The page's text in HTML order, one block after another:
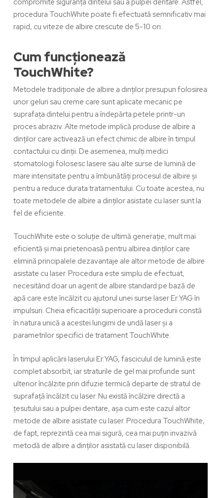
compromite siguranța dintelui sau a pulpei dentare. Astfel,
procedura TouchWhite poate fi efectuată semnificativ mai
rapid, cu viteze de albire crescute de 5-10 ori.
Cum funcționează
TouchWhite?
Metodele tradiționale de albire a dinților presupun folosirea
unor geluri sau creme care sunt aplicate mecanic pe
suprafața dintelui pentru a îndepărta petele printr-un
proces abraziv. Alte metode implică produse de albire a
dinților care activează un efect chimic de albire în timpul
contactului cu dinții. De asemenea, mulți medici
stomatologi folosesc lasere sau alte surse de lumină de
mare intensitate pentru a îmbunătăți procesul de albire și
pentru a reduce durata tratamentului. Cu toate acestea, nu
toate metodele de albire a dinților asistate cu laser sunt la
fel de eficiente.
TouchWhite este o soluție de ultimă generație, mult mai
eficientă și mai prietenoasă pentru albirea dințilorcare
elimină principalele dezavantaje ale altor metode de albire
asistate cu laser. Procedura este simplu de efectuat,
necesitând doar un agent de albire standard pe bază de
apă care este încălzit cu ajutorul unei surse laser Er:YAG în
impulsuri. Cheia eficacității superioare a procedurii constă
în natura unică a acestei lungimi de undă laser și a
parametrilor specifici de tratament TouchWhite.
În timpul aplicării laserului Er:YAG, fasciculul de lumină este
complet absorbit, iar straturile de gel mai profunde sunt
ulterior încălzite prin difuzie termică departe de stratul de
suprafață încălzit cu laser. Nu există încălzire directă a
țesutului sau a pulpei dentare, așa cum este cazul altor
metode de albire asistate cu laser. Procedura TouchWhite,
de fapt, reprezintă cea mai sigură, cea mai puțin invazivă
metodă de albire a dinților asistată cu laser disponibilă.